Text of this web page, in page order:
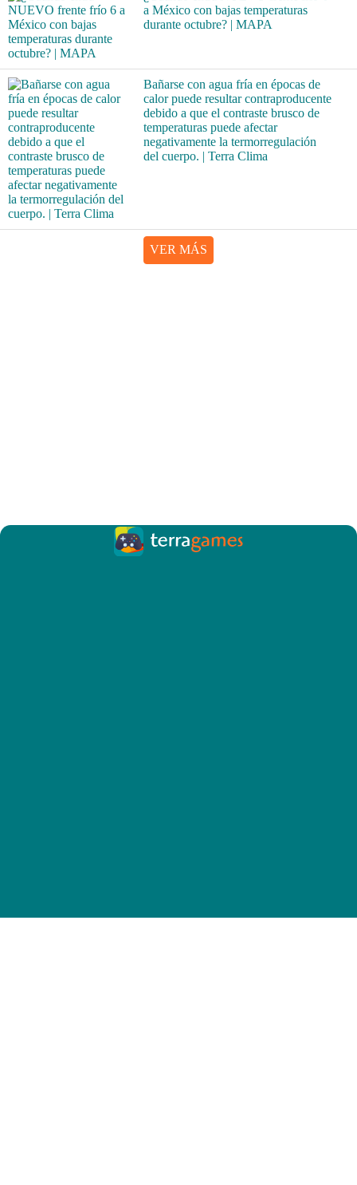
a México con bajas temperaturas
durante octubre? | MAPA
Bañarse con agua fría en épocas de
calor puede resultar contraproducente
debido a que el contraste brusco de
temperaturas puede afectar
negativamente la termorregulación
del cuerpo. | Terra Clima
VER MÁS